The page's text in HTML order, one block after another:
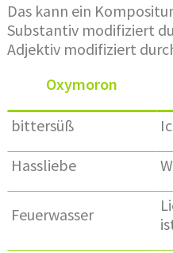
Das kann ein
Substantiv modifiziert
Adjektiv modifiziert
Oxymoron
bittersüß
Hassliebe
Feuerwasser